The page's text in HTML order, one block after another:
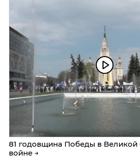
81 годовщина Победы в Великой
войне →